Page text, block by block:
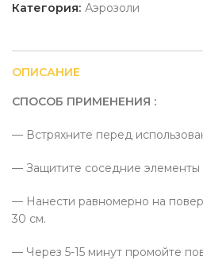
Категория: Аэрозоли
ОПИСАНИЕ
СПОСОБ ПРИМЕНЕНИЯ :
— Встряхните перед
— Защитите соседние элементы
— Нанести равномерно на
30 см.
— Через 5-15 минут промойте